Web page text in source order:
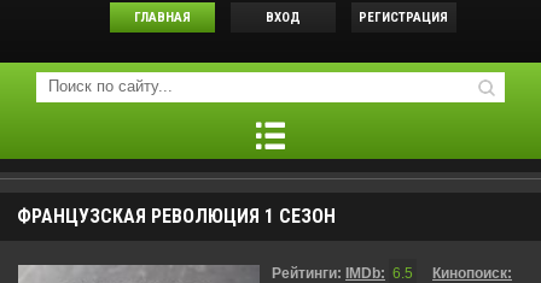
ГЛАВНАЯ ВХОД РЕГИСТРАЦИЯ
ФРАНЦУЗСКАЯ РЕВОЛЮЦИЯ 1 СЕЗОН
Рейтинги: IMDb: 6.5
Кинопоиск: